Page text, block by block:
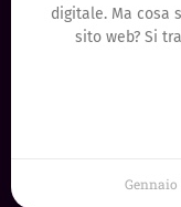
digitale. Ma cosa
sito web? Si
Gennaio